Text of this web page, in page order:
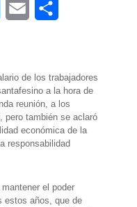
e
b
o
o
i
l
r
e
de los trabajadores
a la hora de
reunión, a los
pero también se aclaró
económica de la
responsabilidad
el poder
estos años, que de